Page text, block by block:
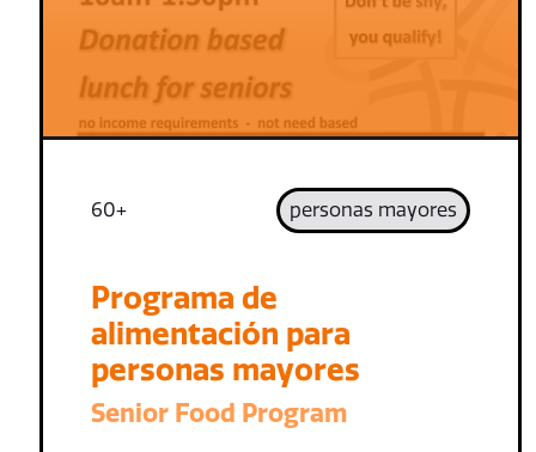
60+ personas mayores
Programa de
alimentación para
personas mayores
Senior Food Program